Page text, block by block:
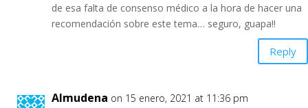
de esa falta de consenso médico a la hora de hacer una
recomendación sobre este tema… seguro, guapa!!
Reply
Almudena on 15 enero, 2021 at 11:36 pm